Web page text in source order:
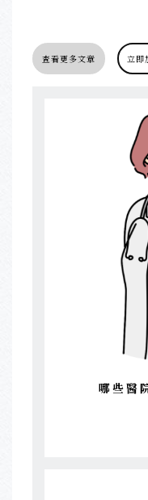
查看更多文章 立即
哪些醫